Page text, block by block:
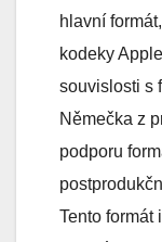
hlavní
kodeky
souvislosti s
Němečka z
podporu
Tento formát